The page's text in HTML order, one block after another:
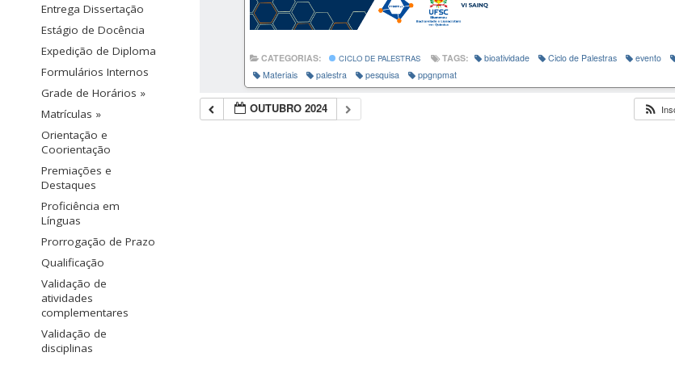
Entrega Dissertação
Estágio de Docência
Expedição de Diploma
Formulários Internos
Grade de Horários »
Matrículas »
Orientação e
Coorientação
Premiações e
Destaques
Proficiência em
Línguas
Prorrogação de Prazo
Qualificação
Validação de
atividades
complementares
Validação de
disciplinas
CATEGORIAS: CICLO DE PALESTRAS TAGS: bioatividade Ciclo de Palestras evento
Materiais
palestra pesquisa ppgnpmat
OUTUBRO 2024